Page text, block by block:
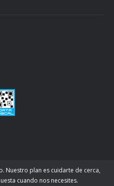
Nuestro plan es cuidarte de cerca,
cuando nos necesites.